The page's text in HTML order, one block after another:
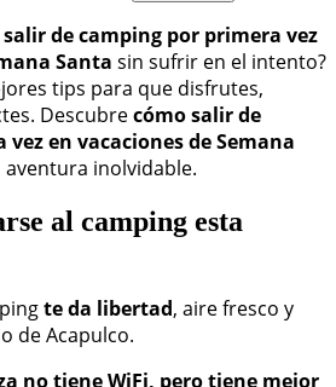
de camping por primera vez
Santa sin sufrir en el intento?
tips para que disfrutes,
Descubrecómo salir de
en vacaciones de Semana
aventura inolvidable.
al camping esta
te da libertad, aire fresco y
de Acapulco.
no tiene WiFi, pero tiene mejor